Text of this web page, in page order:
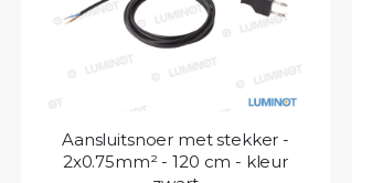
Aansluitsnoer met stekker -
2x0.75mm² - 120 cm - kleur